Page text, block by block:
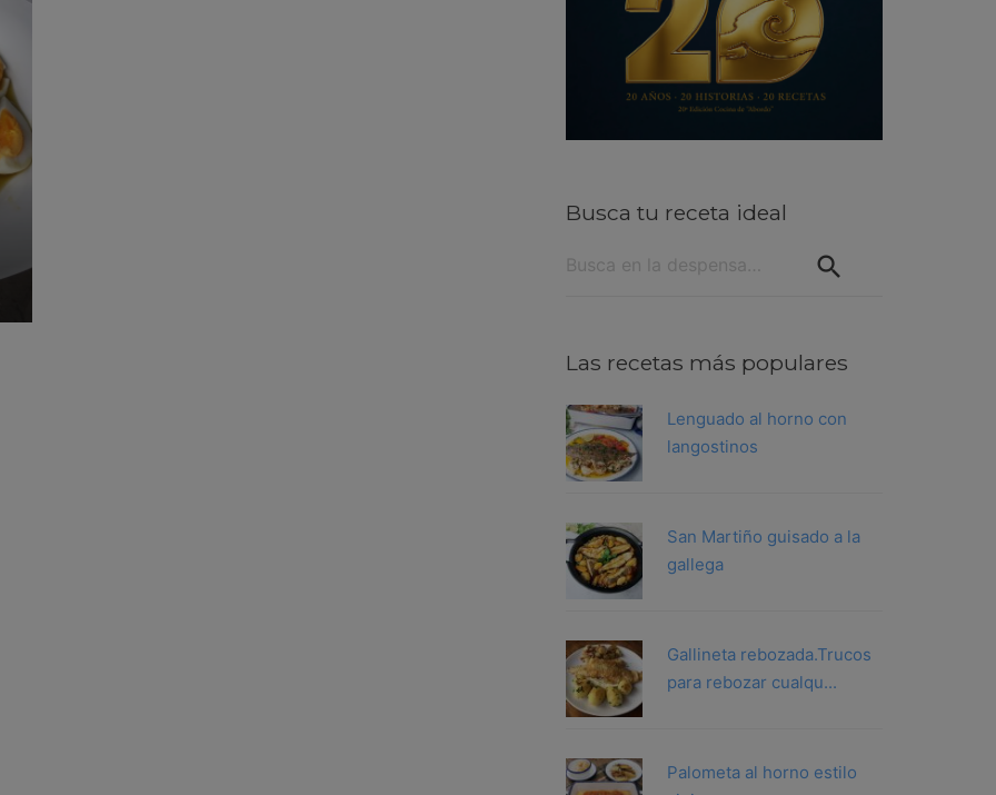
Busca tu receta ideal
Las recetas más populares
Lenguado al horno con
langostinos
San Martiño guisado a la
gallega
Gallineta rebozada.Trucos
para rebozar cualqu...
Palometa al horno estilo